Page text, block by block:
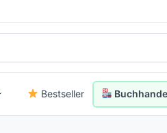
Bestseller